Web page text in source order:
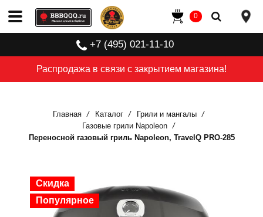
Распродажа в связи с закрытием магазина!
+7 (495) 021-11-10
0
Главная Каталог
Грили и мангалы
Газовые грили Napoleon
Переносной газовый гриль Napoleon, TravelQ PRO-285
Скидка
Популярное
Скидка
Популярное
Скидка
Популярное
Скидка
Популярное
Скидка
Популярное
Скидка
Популярное
Скидка
Популярное
Скидка
Популярное
Скидка
Популярное